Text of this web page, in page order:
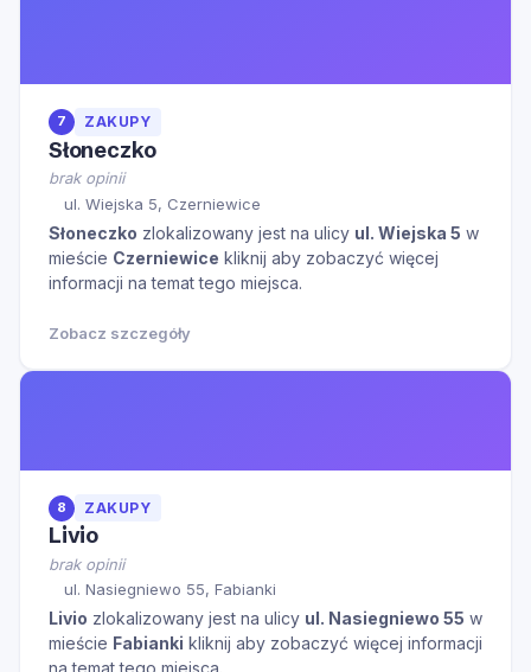
7 ZAKUPY
Słoneczko
brak opinii
ul. Wiejska 5, Czerniewice
Słoneczko zlokalizowany jest na ulicy ul. Wiejska 5 w
mieście Czerniewice kliknij aby zobaczyć więcej
informacji na temat tego miejsca.
Zobacz szczegóły
8 ZAKUPY
Livio
brak opinii
ul. Nasiegniewo 55, Fabianki
Livio zlokalizowany jest na ulicy ul. Nasiegniewo 55 w
mieście Fabianki kliknij aby zobaczyć więcej informacji